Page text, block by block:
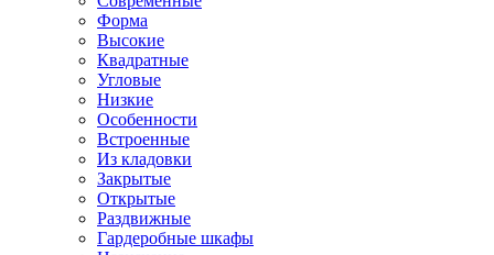
Форма
Высокие
Квадратные
Угловые
Низкие
Особенности
Встроенные
Из кладовки
Закрытые
Открытые
Раздвижные
Гардеробные шкафы